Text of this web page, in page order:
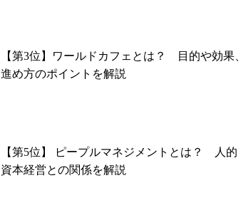
【第3位】ワールドカフェとは？ 目的や効果、
進め方のポイントを解説
【第5位】 ピープルマネジメントとは？ 人的
資本経営との関係を解説